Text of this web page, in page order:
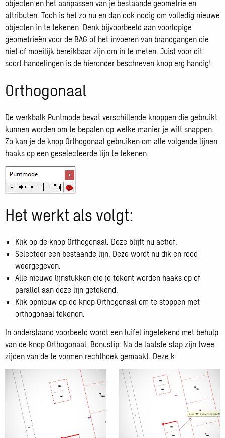
objecten en het aanpassen van je bestaande geometrie en
attributen. Toch is het zo nu en dan ook nodig om volledig nieuwe
objecten in te tekenen. Denk bijvoorbeeld aan voorlopige
geometrieën voor de BAG of het invoeren van brandgangen die
niet of moeilijk bereikbaar zijn om in te meten. Juist voor dit
soort handelingen is de hieronder beschreven knop erg handig!
Orthogonaal
De werkbalk Puntmode bevat verschillende knoppen die gebruikt
kunnen worden om te bepalen op welke manier je wilt snappen.
Zo kan je de knop Orthogonaal gebruiken om alle volgende lijnen
haaks op een geselecteerde lijn te tekenen.
Het werkt als volgt:
Klik op de knop Orthogonaal. Deze blijft nu actief.
Selecteer een bestaande lijn. Deze wordt nu dik en rood
weergegeven.
Alle nieuwe lijnstukken die je tekent worden haaks op of
parallel aan deze lijn getekend.
Klik opnieuw op de knop Orthogonaal om te stoppen met
orthogonaal tekenen.
In onderstaand voorbeeld wordt een luifel ingetekend met behulp
van de knop Orthogonaal. Bonustip: Na de laatste stap zijn twee
zijden van de te vormen rechthoek gemaakt. Deze k